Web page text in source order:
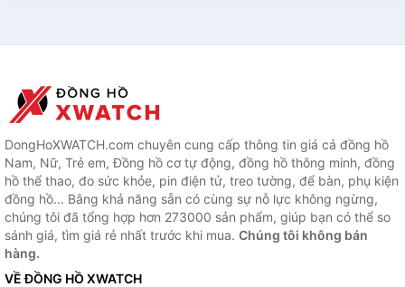
DongHoXWATCH.com chuyên cung cấp thông tin giá cả đồng hồ
Nam, Nữ, Trẻ em, Đồng hồ cơ tự động, đồng hồ thông minh, đồng
hồ thể thao, đo sức khỏe, pin điện tử, treo tường, để bàn, phụ kiện
đồng hồ... Bằng khả năng sẵn có cùng sự nỗ lực không ngừng,
chúng tôi đã tổng hợp hơn 273000 sản phẩm, giúp bạn có thể so
sánh giá, tìm giá rẻ nhất trước khi mua. Chúng tôi không bán
hàng.
VỀ ĐỒNG HỒ XWATCH